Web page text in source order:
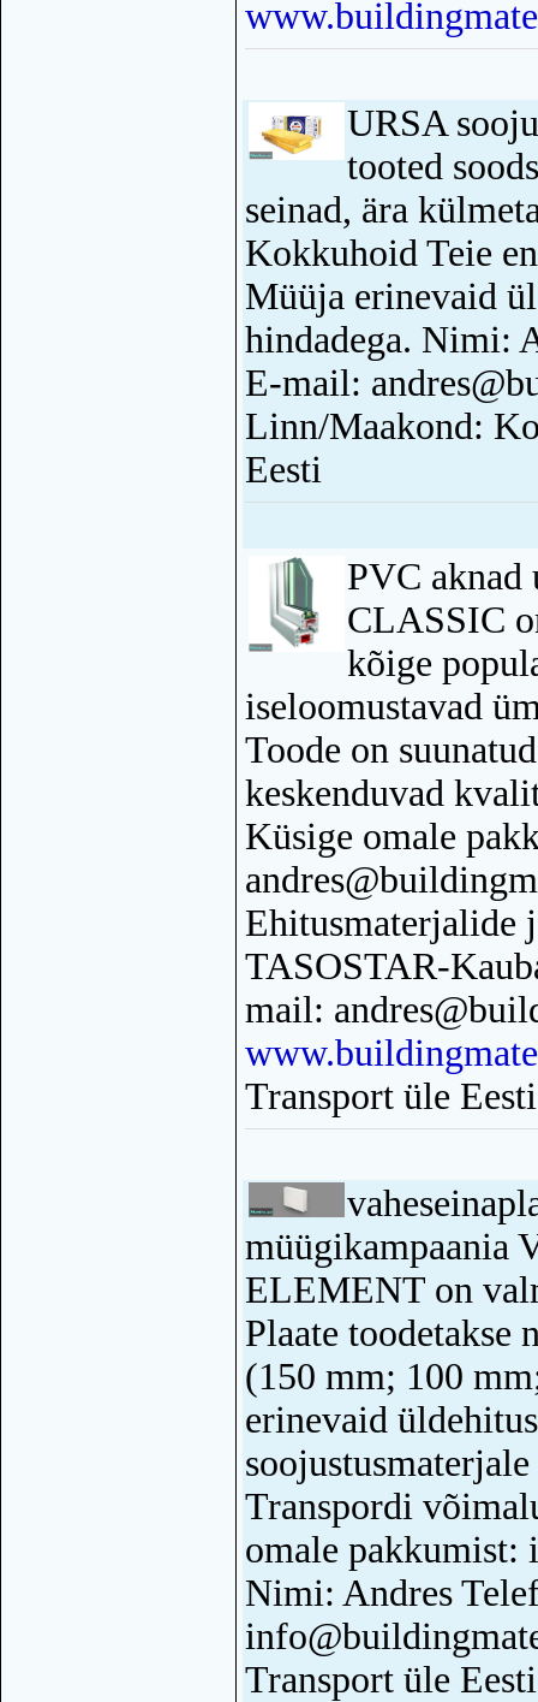
URSA
tooted
seinad, ära
Kokkuhoid Teie
Müüja erinevaid
hindadega. Nimi:
E-mail:
Linn/Maakond:
Eesti
PVC aknad
CLASSIC
kõige
iseloomustavad
Toode on
keskenduvad
Küsige omale
Ehitusmaterjalide
TASOSTAR-
mail:
Transport üle Eesti
müügikampaania
ELEMENT on
Plaate toodetakse
(150 mm; 100
erinevaid
Transpordi
omale pakkumist:
Nimi: Andres
Transport üle Eesti